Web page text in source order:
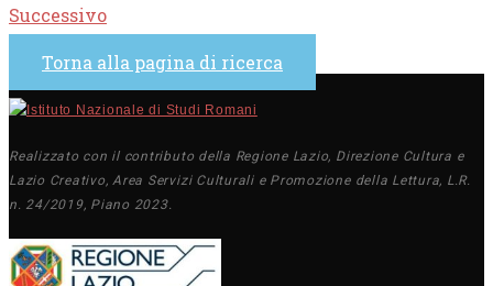
Successivo
Torna alla pagina di ricerca
Realizzato con il contributo della Regione Lazio, Direzione Cultura e
Lazio Creativo, Area Servizi Culturali e Promozione della Lettura, L.R.
n. 24/2019, Piano 2023.